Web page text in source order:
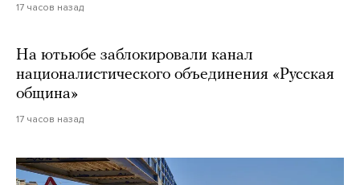
17 часов назад
На ютьюбе заблокировали канал
националистического объединения «Русская
община»
17 часов назад